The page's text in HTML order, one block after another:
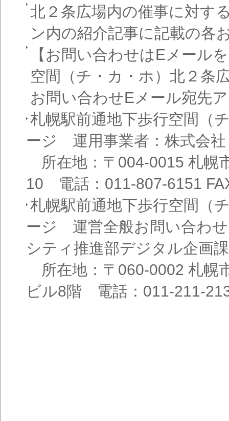
覧
北２条広場内の催事に対す
ン内の紹介記事に記載の各
【お問い合わせはEメール
空間（チ・カ・ホ）北２条
お問い合わせEメール宛先
札幌駅前通地下歩行空間（
ージ 運用事業者：株式会
所在地：〒004-0015 札幌
10 電話：011-807-6151
札幌駅前通地下歩行空間（
ージ 運営全般お問い合わ
シティ推進部デジタル企画課
所在地：〒060-0002 札幌
ビル8階 電話：011-211-